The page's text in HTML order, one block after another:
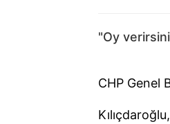
"Oy
CHP Genel